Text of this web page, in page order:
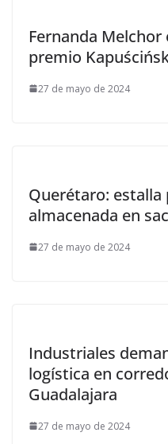
Fernanda
premio
27 de mayo de 2024
Querétaro: estalla
almacenada en
27 de mayo de 2024
Industriales
logística en
Guadalajara
27 de mayo de 2024